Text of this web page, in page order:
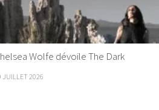
Wolfe dévoile The Dark
JUILLET 2026